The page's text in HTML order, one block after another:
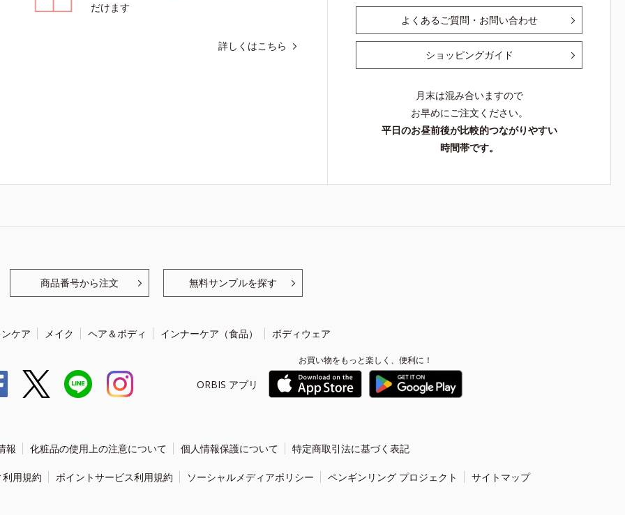
だけます
詳しくはこちら
よくあるご質問・お問い合わせ
ショッピングガイド
月末は混み合いますので
お早めにご注文ください。
平日のお昼前後が比較的つながりやすい
時間帯です。
商品番号から注文 無料サンプルを探す
ケア メイク ヘア＆ボディ インナーケア（食品） ボディウェア
ORBIS アプリ
お買い物をもっと楽しく、便利に！
報 化粧品の使用上の注意について 個人情報保護について 特定商取引法に基づく表記
用規約 ポイントサービス利用規約 ソーシャルメディアポリシー ペンギンリング プロジェクト サイトマップ